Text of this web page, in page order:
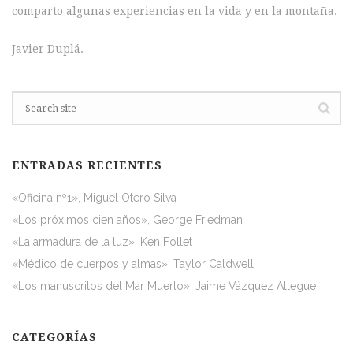
comparto algunas experiencias en la vida y en la montaña.
Javier Duplá.
ENTRADAS RECIENTES
«Oficina nº1», Miguel Otero Silva
«Los próximos cien años», George Friedman
«La armadura de la luz», Ken Follet
«Médico de cuerpos y almas», Taylor Caldwell
«Los manuscritos del Mar Muerto», Jaime Vázquez Allegue
CATEGORÍAS